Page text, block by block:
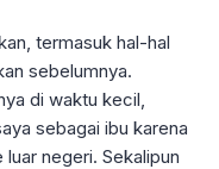
termasuk hal-hal
sebelumnya.
di waktu kecil,
sebagai ibu karena
negeri. Sekalipun